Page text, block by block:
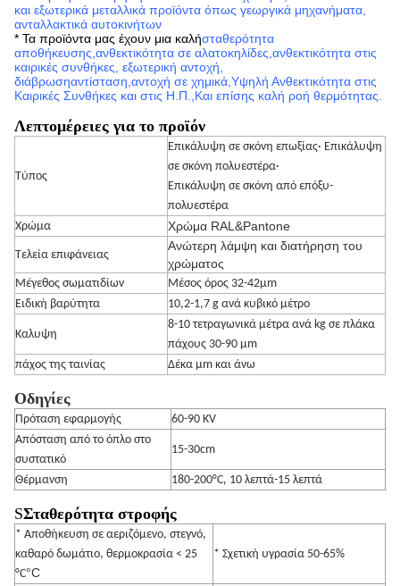
και εξωτερικά μεταλλικά προϊόντα όπως γεωργικά μηχανήματα,
ανταλλακτικά αυτοκινήτων
* Τα προϊόντα μας έχουν μια καλήσταθερότητα
αποθήκευσης ανθεκτικότητα σε αλατοκηλίδες, ανθεκτικότητα στις
καιρικές συνθήκες, εξωτερική αντοχή,
διάβρωσηαντίσταση, αντοχή σε χημικά, Υψηλή Ανθεκτικότητα στις
Καιρικές Συνθήκες και στις Η.Π.
Και επίσης καλή ροή θερμότητας.
Λεπτομέρειες για το προϊόν
Τύπος
Επικάλυψη σε σκόνη επωξίας· Επικάλυψη
σε σκόνη πολυεστέρα·
Επικάλυψη σε σκόνη από επόξυ-
πολυεστέρα
Χρώμα
Χρώμα RAL&Pantone
Τελεία επιφάνειας
Ανώτερη λάμψη και διατήρηση του
χρώματος
Μέγεθος σωματιδίων
Μέσος όρος 32-42μm
Ειδική βαρύτητα
10,2-1,7 g ανά κυβικό μέτρο
Καλυψη
8-10 τετραγωνικά μέτρα ανά kg σε πλάκα
πάχους 30-90 μm
πάχος της ταινίας
Δέκα μm και άνω
Οδηγίες
Πρόταση εφαρμογής
60-90 KV
Απόσταση από το όπλο στο
συστατικό
15-30cm
Θέρμανση 180-200°C, 10 λεπτά-15 λεπτά
SΣταθερότητα στροφής
* Αποθήκευση σε αεριζόμενο, στεγνό,
καθαρό δωμάτιο, θερμοκρασία < 25
°C°C
* Σχετική υγρασία 50-65%